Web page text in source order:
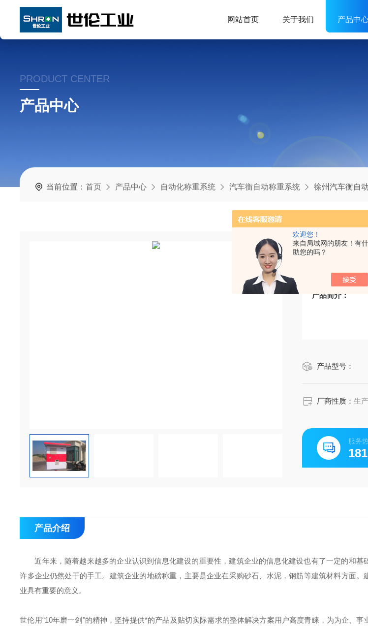
欢迎您！
来自局域网的朋友！有
助您的吗？
网站首页 关于我们 产品中
PRODUCT CENTER
产品中心
当前位置：首页 产品中心 自动化称重系统 汽车衡自动称重系统 徐州汽车衡自动称重系
徐州汽
产品简介：
产品型号：
厂商性质：生
服务
产品介绍
近年来，随着越来越多的企业认识到信息化建设的重要性，建筑企业的信息化建设也有了一定的和基
许多企业仍然处于的手工。建筑企业的地磅称重，主要是企业在采购砂石、水泥，钢筋等建筑材料方面。
业具有重要的意义。
世伦用“10年磨一剑"的精神，坚持提供*的产品及贴切实际需求的整体解决方案用户高度青睐，为为企、